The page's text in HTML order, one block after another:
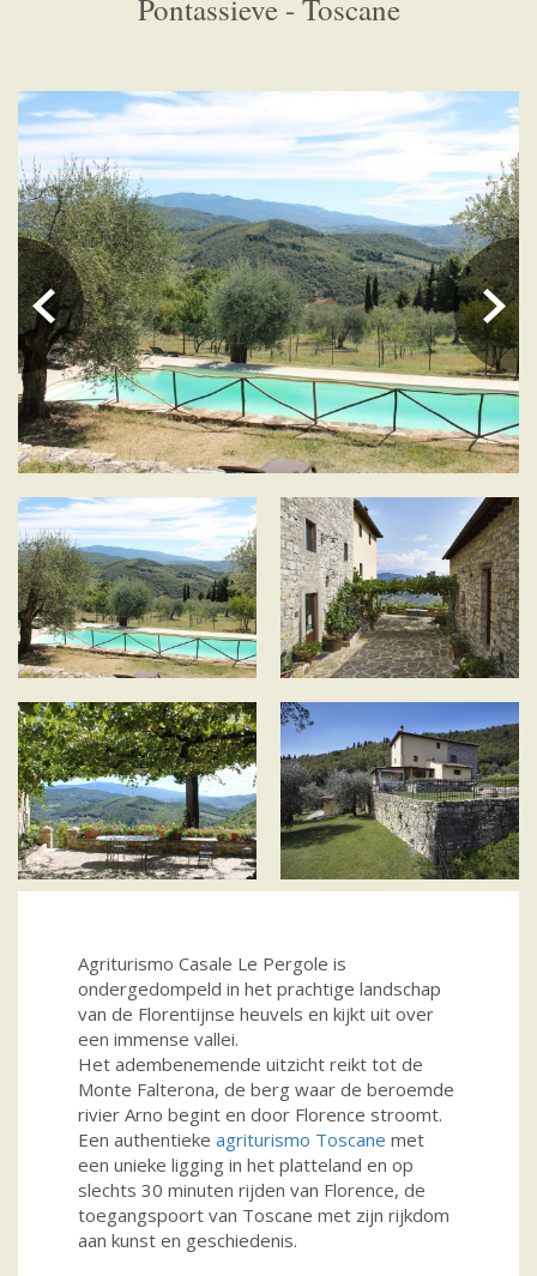
Pontassieve - Toscane
Agriturismo Casale Le Pergole is
ondergedompeld in het prachtige landschap
van de Florentijnse heuvels en kijkt uit over
een immense vallei.
Het adembenemende uitzicht reikt tot de
Monte Falterona, de berg waar de beroemde
rivier Arno begint en door Florence stroomt.
Een authentieke agriturismo Toscane met
een unieke ligging in het platteland en op
slechts 30 minuten rijden van Florence, de
toegangspoort van Toscane met zijn rijkdom
aan kunst en geschiedenis.